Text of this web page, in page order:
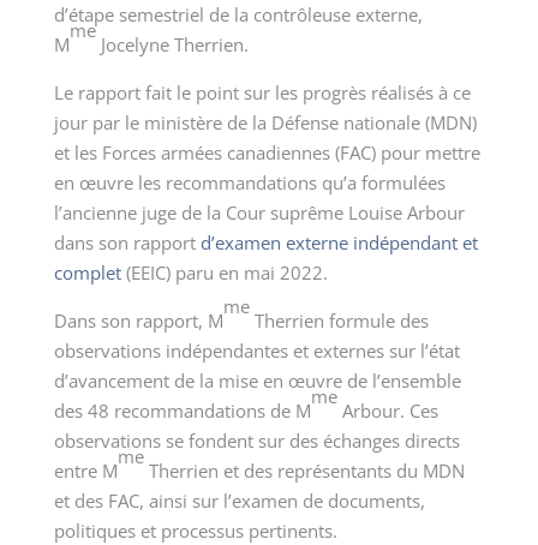
d’étape semestriel de la contrôleuse externe,
M
me
Jocelyne Therrien.
Le rapport fait le point sur les progrès réalisés à ce
jour par le ministère de la Défense nationale (MDN)
et les Forces armées canadiennes (FAC) pour mettre
en œuvre les recommandations qu’a formulées
l’ancienne juge de la Cour suprême Louise Arbour
dans son rapport d’examen externe indépendant et
complet(EEIC) paru en mai 2022.
Dans son rapport, M
me
Therrien formule des
observations indépendantes et externes sur l’état
d’avancement de la mise en œuvre de l’ensemble
des 48 recommandations de M
me
Arbour. Ces
observations se fondent sur des échanges directs
entre M
me
Therrien et des représentants du MDN
et des FAC, ainsi sur l’examen de documents,
politiques et processus pertinents.